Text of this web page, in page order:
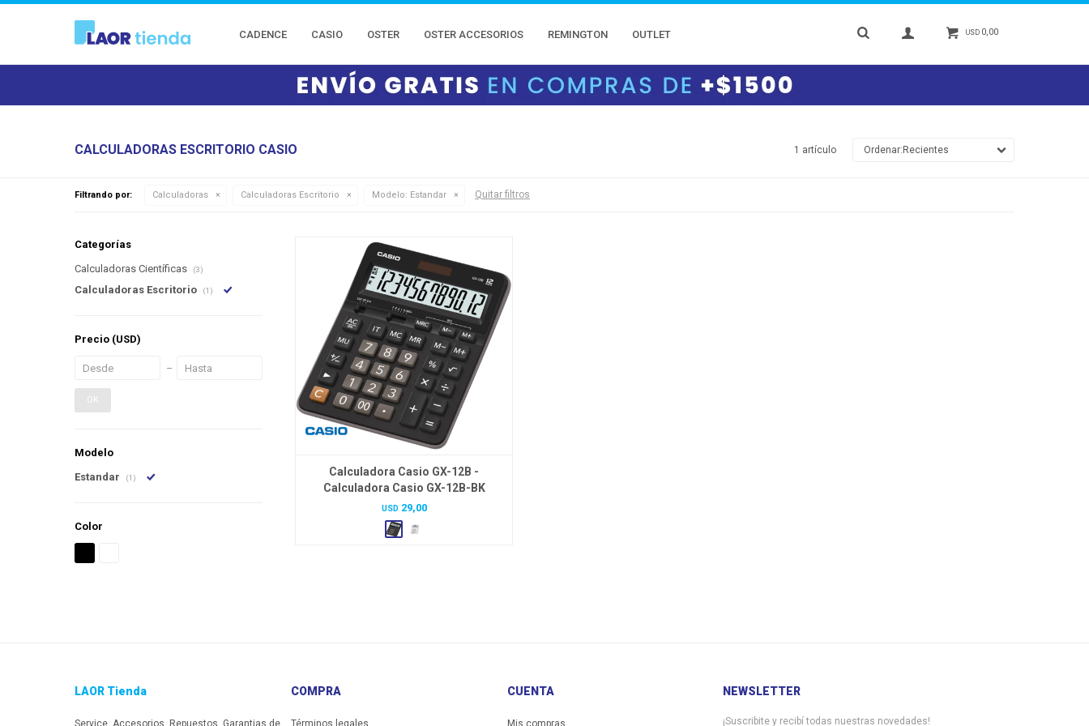
CADENCE CASIO OSTER OSTER ACCESORIOS REMINGTON OUTLET USD 0,00
CALCULADORAS ESCRITORIO CASIO 1 artículo Recientes
Filtrando por: Calculadoras Calculadoras Escritorio Modelo: Estandar Quitar filtros
Calculadora Casio GX-12B -
Calculadora Casio GX-12B-BK
USD 29,00
Categorías
Calculadoras Científicas
(3)
Calculadoras Escritorio (1)
Precio (USD)
OK
Modelo
Estandar
(1)
Color
LAOR Tienda COMPRA CUENTA NEWSLETTER
¡Suscribite y recibí todas nuestras novedades!